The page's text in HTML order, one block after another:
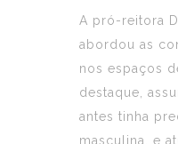
A pró-reitora
abordou as
nos espaços
destaque,
antes tinha
masculina, e